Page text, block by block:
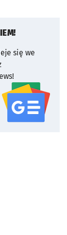
się we
serwisu